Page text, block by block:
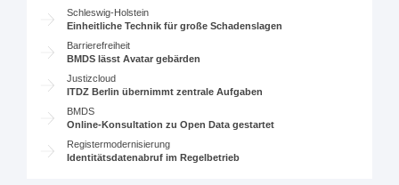
Schleswig-Holstein
Einheitliche Technik für große Schadenslagen
Barrierefreiheit
BMDS lässt Avatar gebärden
Justizcloud
ITDZ Berlin übernimmt zentrale Aufgaben
BMDS
Online-Konsultation zu Open Data gestartet
Registermodernisierung
Identitätsdatenabruf im Regelbetrieb